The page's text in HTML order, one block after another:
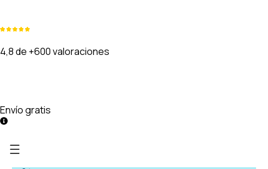
4,8 de +600 valoraciones
Envío gratis